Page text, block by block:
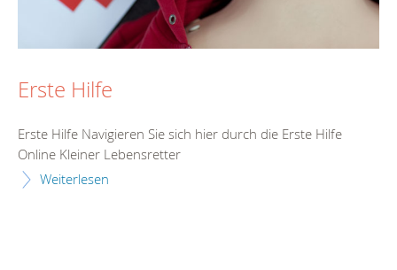
Erste Hilfe
Erste Hilfe Navigieren Sie sich hier durch die Erste Hilfe
Online Kleiner Lebensretter
Weiterlesen